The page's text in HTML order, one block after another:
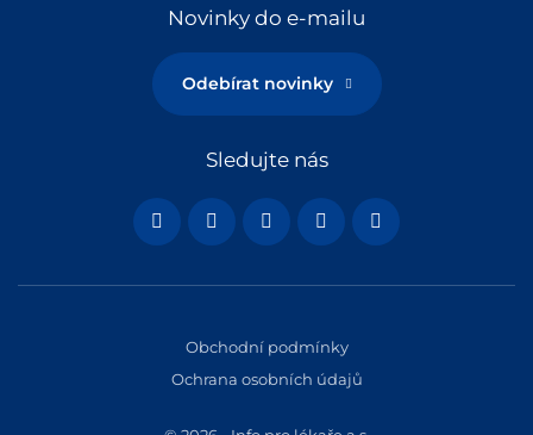
Novinky do e-mailu
Odebírat novinky
Sledujte nás
Obchodní podmínky
Ochrana osobních údajů